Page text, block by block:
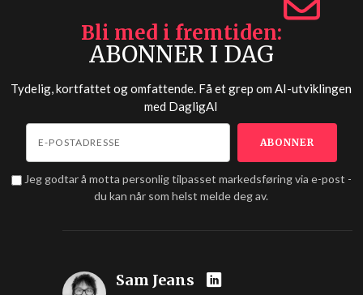
Bli med i fremtiden
ABONNER I DAG
Tydelig, kortfattet og omfattende. Få et grep om AI-utviklingen
med DagligAI
Jeg godtar å motta personlig tilpasset markedsføring via e-post -
du kan når som helst melde deg av.
Sam Jeans